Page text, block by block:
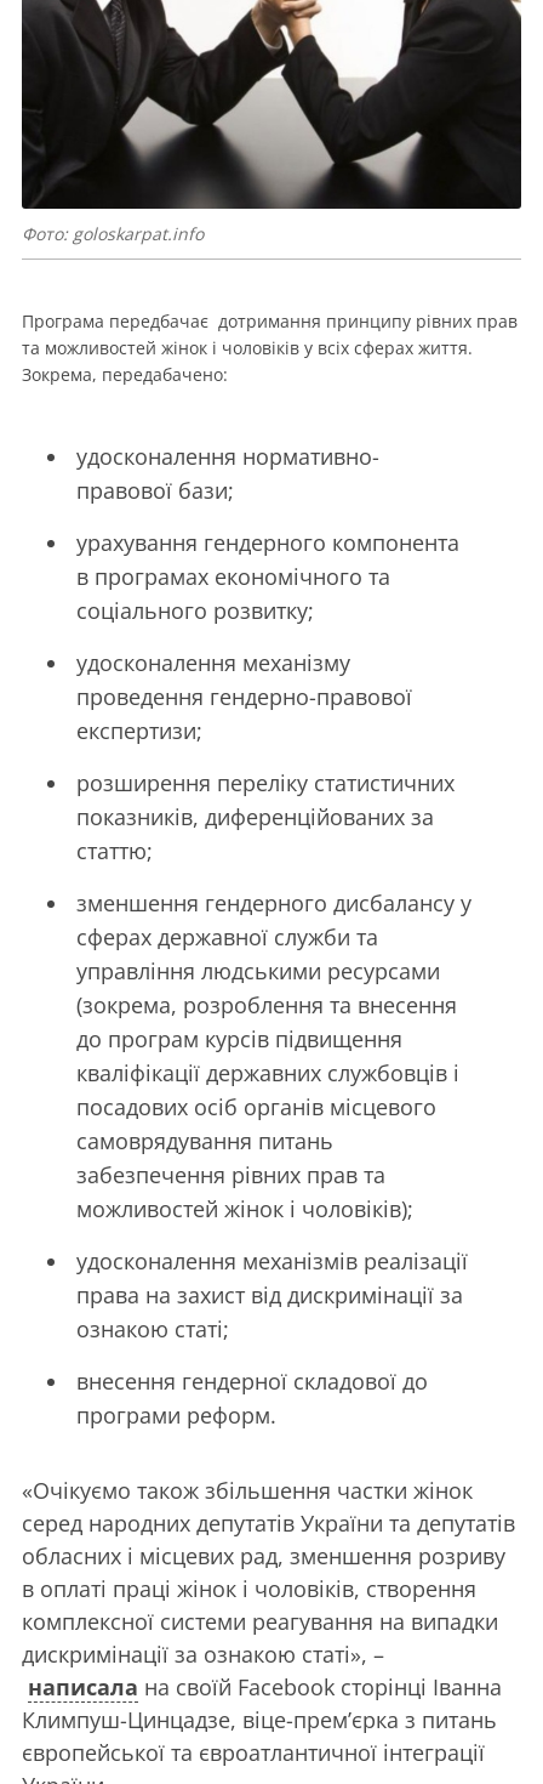
Фото: goloskarpat.info
Програма передбачає дотримання принципу рівних прав
та можливостей жінок і чоловіків у всіх сферах життя.
Зокрема, передабачено:
удосконалення нормативно-
правової бази;
урахування гендерного компонента
в програмах економічного та
соціального розвитку;
удосконалення механізму
проведення гендерно-правової
експертизи;
розширення переліку статистичних
показників, диференційованих за
статтю;
зменшення гендерного дисбалансу у
сферах державної служби та
управління людськими ресурсами
(зокрема, розроблення та внесення
до програм курсів підвищення
кваліфікації державних службовців і
посадових осіб органів місцевого
самоврядування питань
забезпечення рівних прав та
можливостей жінок і чоловіків);
удосконалення механізмів реалізації
права на захист від дискримінації за
ознакою статі;
внесення гендерної складової до
програми реформ.
«Очікуємо також збільшення частки жінок
серед народних депутатів України та депутатів
обласних і місцевих рад, зменшення розриву
в оплаті праці жінок і чоловіків, створення
комплексної системи реагування на випадки
дискримінації за ознакою статі», –
написала на своїй Facebook сторінці Іванна
Климпуш-Цинцадзе, віце-прем’єрка з питань
європейської та євроатлантичної інтеграції